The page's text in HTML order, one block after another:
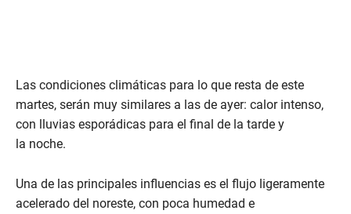
Las condiciones climáticas para lo que resta de este
martes, serán muy similares a las de ayer: calor intenso,
con lluvias esporádicas para el final de la tarde y
la noche.
Una de las principales influencias es el flujo ligeramente
acelerado del noreste, con poca humedad e